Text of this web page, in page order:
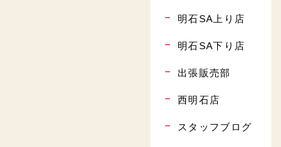
明石SA上り店
明石SA下り店
出張販売部
西明石店
スタッフブログ